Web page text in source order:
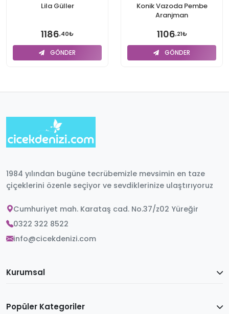
Lila Güller
1186,40₺
GÖNDER
Konik Vazoda Pembe
Aranjman
1106,21₺
GÖNDER
1984 yılından bugüne tecrübemizle mevsimin en taze
çiçeklerini özenle seçiyor ve sevdiklerinize ulaştırıyoruz
Cumhuriyet mah. Karataş cad. No.37/z02 Yüreğir
0322 322 8522
info@cicekdenizi.com
Kurumsal
Popüler Kategoriler